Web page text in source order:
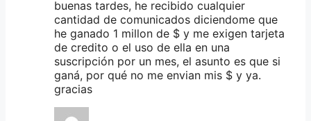
buenas tardes, he recibido cualquier
cantidad de comunicados diciendome que
he ganado 1 millon de $ y me exigen tarjeta
de credito o el uso de ella en una
suscripción por un mes, el asunto es que si
ganá, por qué no me envian mis $ y ya.
gracias